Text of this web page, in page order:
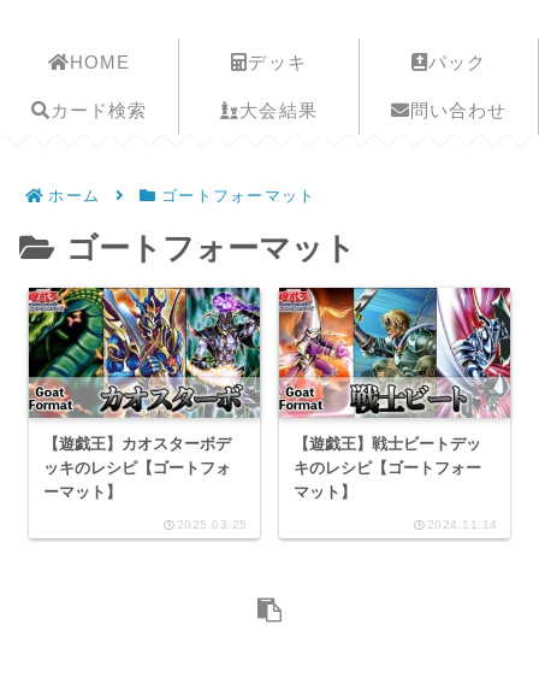
HOME デッキ パック
カード検索 大会結果 問い合わせ
ホーム ゴートフォーマット
ゴートフォーマット
【遊戯王】カオスターボデ
ッキのレシピ【ゴートフォ
ーマット】
2025.03.25
【遊戯王】戦士ビートデッ
キのレシピ【ゴートフォー
マット】
2024.11.14